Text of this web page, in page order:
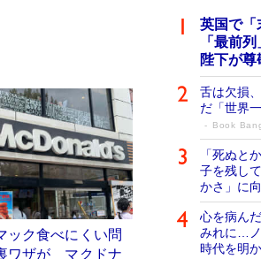
ック食べにくい問
ワザが マクドナ
英国で「
「最前
陛下が尊
舌は欠損
だ「世界
Book
「死ぬと
子を残し
かさ」に
心を病ん
みれに…ノ
時代を明